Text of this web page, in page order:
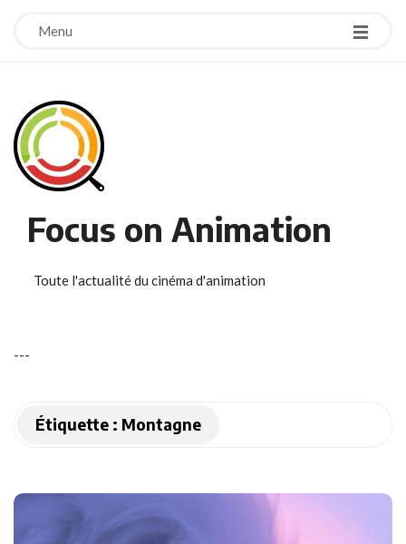
Menu
Focus on Animation
Toute l'actualité du cinéma d'animation
---
Étiquette : Montagne